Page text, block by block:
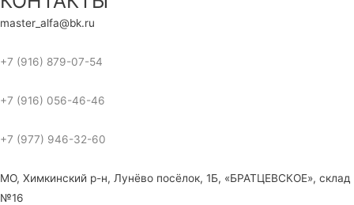
master_alfa@bk.ru
+7 (916) 879-07-54
+7 (916) 056-46-46
+7 (977) 946-32-60
МО, Химкинский р-н, Лунёво посёлок, 1Б, «БРАТЦЕВСКОЕ», склад
№16